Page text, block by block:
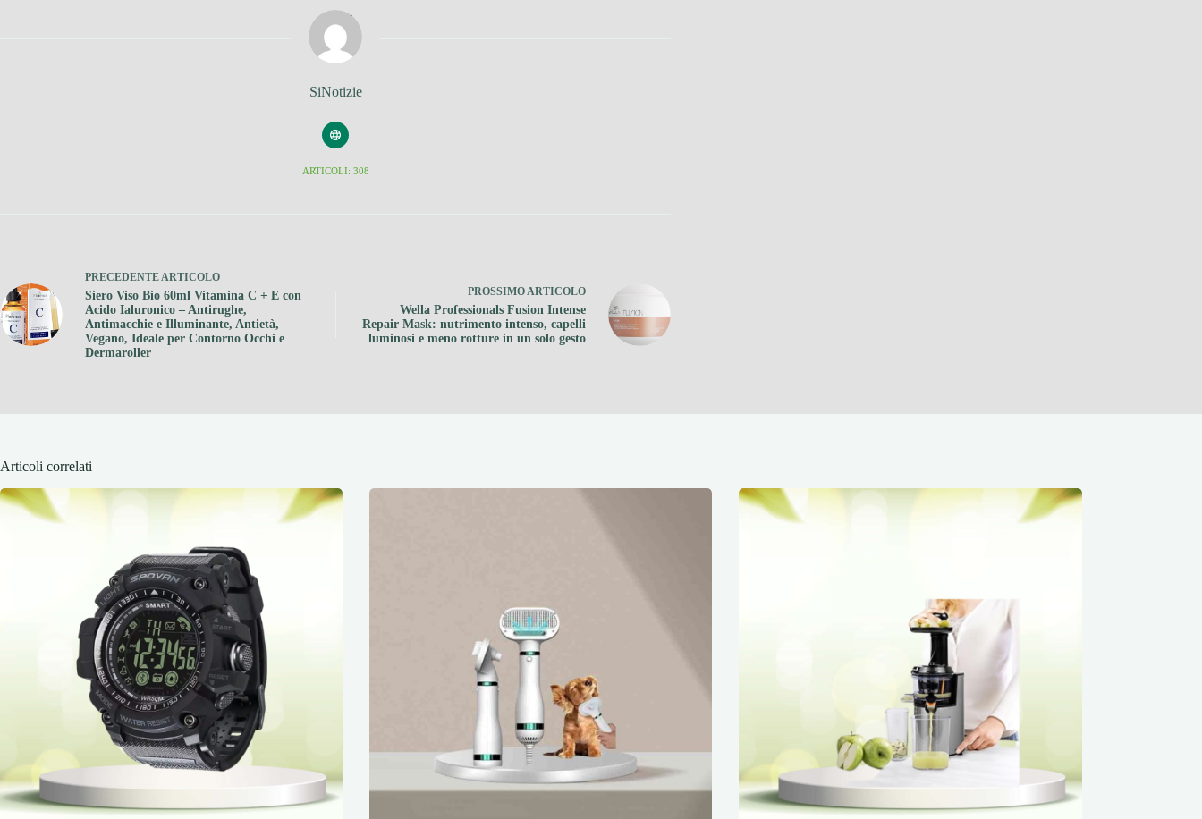
SiNotizie
ARTICOLI: 308
PRECEDENTEARTICOLO
Siero Viso Bio 60ml Vitamina C + E con
Acido Ialuronico – Antirughe,
Antimacchie e Illuminante, Antietà,
Vegano, Ideale per Contorno Occhi e
Dermaroller
PROSSIMOARTICOLO
Wella Professionals Fusion Intense
Repair Mask: nutrimento intenso, capelli
luminosi e meno rotture in un solo gesto
Articoli correlati